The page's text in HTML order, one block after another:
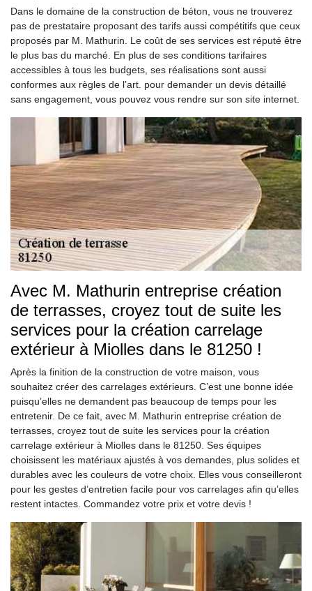
Dans le domaine de la construction de béton, vous ne trouverez
pas de prestataire proposant des tarifs aussi compétitifs que ceux
proposés par M. Mathurin. Le coût de ses services est réputé être
le plus bas du marché. En plus de ses conditions tarifaires
accessibles à tous les budgets, ses réalisations sont aussi
conformes aux règles de l’art. pour demander un devis détaillé
sans engagement, vous pouvez vous rendre sur son site internet.
Avec M. Mathurin entreprise création
de terrasses, croyez tout de suite les
services pour la création carrelage
extérieur à Miolles dans le 81250 !
Après la finition de la construction de votre maison, vous
souhaitez créer des carrelages extérieurs. C’est une bonne idée
puisqu’elles ne demandent pas beaucoup de temps pour les
entretenir. De ce fait, avec M. Mathurin entreprise création de
terrasses, croyez tout de suite les services pour la création
carrelage extérieur à Miolles dans le 81250. Ses équipes
choisissent les matériaux ajustés à vos demandes, plus solides et
durables avec les couleurs de votre choix. Elles vous conseilleront
pour les gestes d’entretien facile pour vos carrelages afin qu’elles
restent intactes. Commandez votre prix et votre devis !